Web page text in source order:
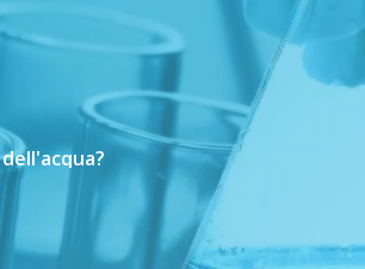
dell'acqua?